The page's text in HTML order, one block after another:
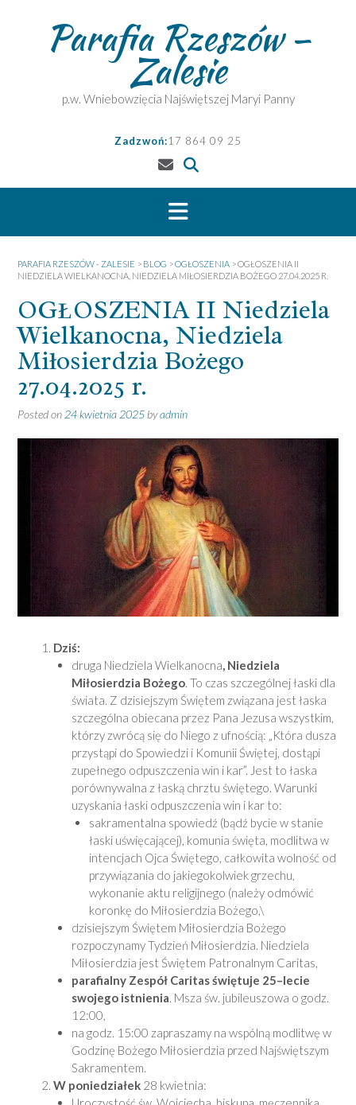
Parafia Rzeszów –
Zalesie
p.w. Wniebowzięcia Najświętszej Maryi Panny
Zadzwoń:17 864 09 25
PARAFIA RZESZÓW - ZALESIE > BLOG >OGŁOSZENIA >OGŁOSZENIA II
NIEDZIELA WIELKANOCNA, NIEDZIELA MIŁOSIERDZIA BOŻEGO 27.04.2025 R.
OGŁOSZENIA II Niedziela
Wielkanocna, Niedziela
Miłosierdzia Bożego
27.04.2025 r.
Posted on 24 kwietnia 2025 byadmin
Dziś:
druga Niedziela Wielkanocna, Niedziela
Miłosierdzia Bożego. To czas szczególnej łaski dla
świata. Z dzisiejszym Świętem związana jest łaska
szczególna obiecana przez Pana Jezusa wszystkim,
którzy zwrócą się do Niego z ufnością: „Która dusza
przystąpi do Spowiedzi i Komunii Świętej, dostąpi
zupełnego odpuszczenia win i kar”. Jest to łaska
porównywalna z łaską chrztu świętego. Warunki
uzyskania łaski odpuszczenia win i kar to:
sakramentalna spowiedź (bądź bycie w stanie
łaski uświęcającej), komunia święta, modlitwa w
intencjach Ojca Świętego, całkowita wolność od
przywiązania do jakiegokolwiek grzechu,
wykonanie aktu religijnego (należy odmówić
koronkę do Miłosierdzia Bożego,\
dzisiejszym Świętem Miłosierdzia Bożego
rozpoczynamy Tydzień Miłosierdzia. Niedziela
Miłosierdzia jest Świętem Patronalnym Caritas,
parafialny Zespół Caritas świętuje 25–lecie
swojego istnienia. Msza św. jubileuszowa o godz.
12:00,
na godz. 15:00 zapraszamy na wspólną modlitwę w
Godzinę Bożego Miłosierdzia przed Najświętszym
Sakramentem.
W poniedziałek 28 kwietnia: